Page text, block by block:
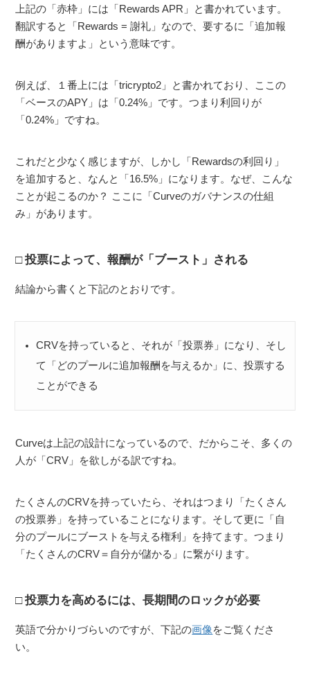
上記の「赤枠」には「Rewards APR」と書かれています。
翻訳すると「Rewards = 謝礼」なので、要するに「追加報
酬がありますよ」という意味です。
例えば、１番上には「tricrypto2」と書かれており、ここの
「ベースのAPY」は「0.24%」です。つまり利回りが
「0.24%」ですね。
これだと少なく感じますが、しかし「Rewardsの利回り」
を追加すると、なんと「16.5%」になります。なぜ、こんな
ことが起こるのか？ ここに「Curveのガバナンスの仕組
み」があります。
投票によって、報酬が「ブースト」される
結論から書くと下記のとおりです。
CRVを持っていると、それが「投票券」になり、そし
て「どのプールに追加報酬を与えるか」に、投票する
ことができる
Curveは上記の設計になっているので、だからこそ、多くの
人が「CRV」を欲しがる訳ですね。
たくさんのCRVを持っていたら、それはつまり「たくさん
の投票券」を持っていることになります。そして更に「自
分のプールにブーストを与える権利」を持てます。つまり
「たくさんのCRV＝自分が儲かる」に繋がります。
投票力を高めるには、長期間のロックが必要
英語で分かりづらいのですが、下記の画像をご覧くださ
い。